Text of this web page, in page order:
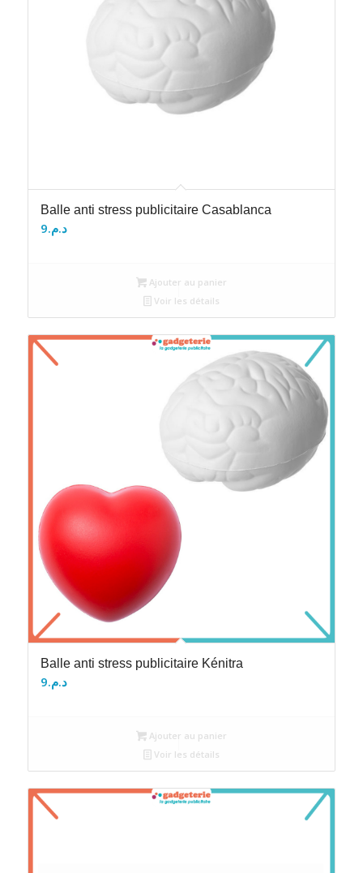
Balle anti stress publicitaire Casablanca
د.م.9
Ajouter au panier
Voir les détails
Balle anti stress publicitaire Kénitra
د.م.9
Ajouter au panier
Voir les détails